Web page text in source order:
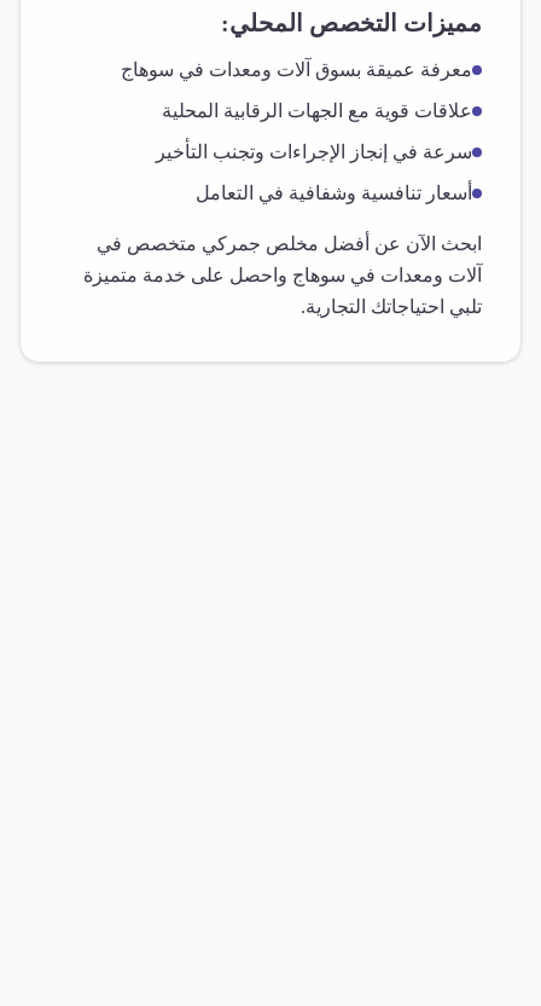
مميزات التخصص المحلي:
معرفة عميقة بسوق آلات ومعدات في سوهاج
علاقات قوية مع الجهات الرقابية المحلية
سرعة في إنجاز الإجراءات وتجنب التأخير
أسعار تنافسية وشفافية في التعامل
ابحث الآن عن أفضل مخلص جمركي متخصص في
آلات ومعدات في سوهاج واحصل على خدمة متميزة
تلبي احتياجاتك التجارية.